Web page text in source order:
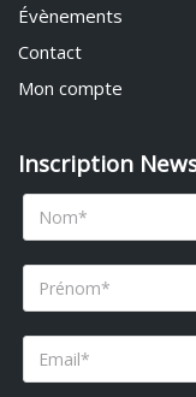
Évènements
Contact
Mon compte
Inscription